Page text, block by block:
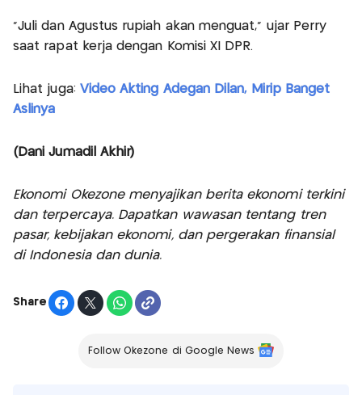
“Juli dan Agustus rupiah akan menguat,” ujar Perry
saat rapat kerja dengan Komisi XI DPR.
Lihat juga: Video Akting Adegan Dilan, Mirip Banget
Aslinya
(Dani Jumadil Akhir)
Ekonomi Okezone menyajikan berita ekonomi terkini
dan terpercaya. Dapatkan wawasan tentang tren
pasar, kebijakan ekonomi, dan pergerakan finansial
di Indonesia dan dunia.
Share
Follow Okezone di Google News